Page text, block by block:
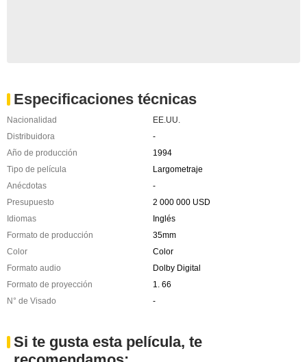
Especificaciones técnicas
Nacionalidad
EE.UU.
Distribuidora
-
Año de producción
1994
Tipo de película
Largometraje
Anécdotas
-
Presupuesto
2 000 000 USD
Idiomas
Inglés
Formato de producción
35mm
Color
Color
Formato audio
Dolby Digital
Formato de proyección
1. 66
N° de Visado
-
Si te gusta esta película, te